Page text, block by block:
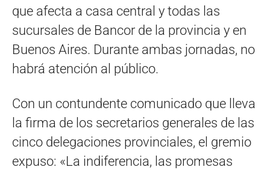
que afecta a casa central y todas las
sucursales de Bancor de la provincia y en
Buenos Aires. Durante ambas jornadas, no
habrá atención al público.
Con un contundente comunicado que lleva
la firma de los secretarios generales de las
cinco delegaciones provinciales, el gremio
expuso: «La indiferencia, las promesas